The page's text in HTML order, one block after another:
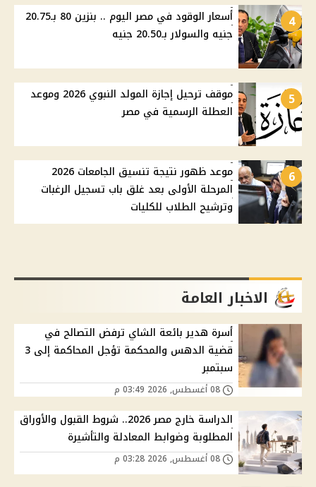
4
أسعار الوقود في مصر اليوم .. بنزين 80 بـ20.75
جنيه والسولار بـ20.50 جنيه
5
موقف ترحيل إجازة المولد النبوي 2026 وموعد
العطلة الرسمية في مصر
6
موعد ظهور نتيجة تنسيق الجامعات 2026
المرحلة الأولى بعد غلق باب تسجيل الرغبات
وترشيح الطلاب للكليات
الاخبار العامة
أسرة هدير بائعة الشاي ترفض التصالح في
قضية الدهس والمحكمة تؤجل المحاكمة إلى 3
سبتمبر
الدراسة خارج مصر 2026.. شروط القبول والأوراق
المطلوبة وضوابط المعادلة والتأشيرة